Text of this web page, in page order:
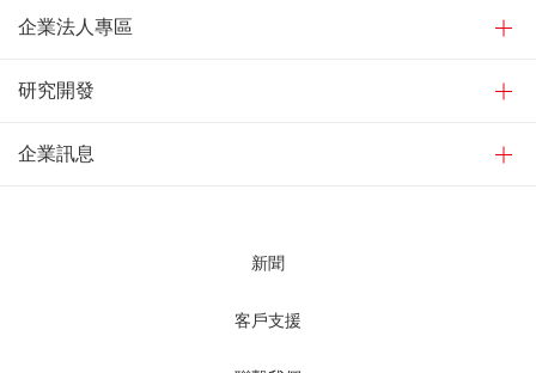
企業法人專區
研究開發
企業訊息
新聞
客戶支援